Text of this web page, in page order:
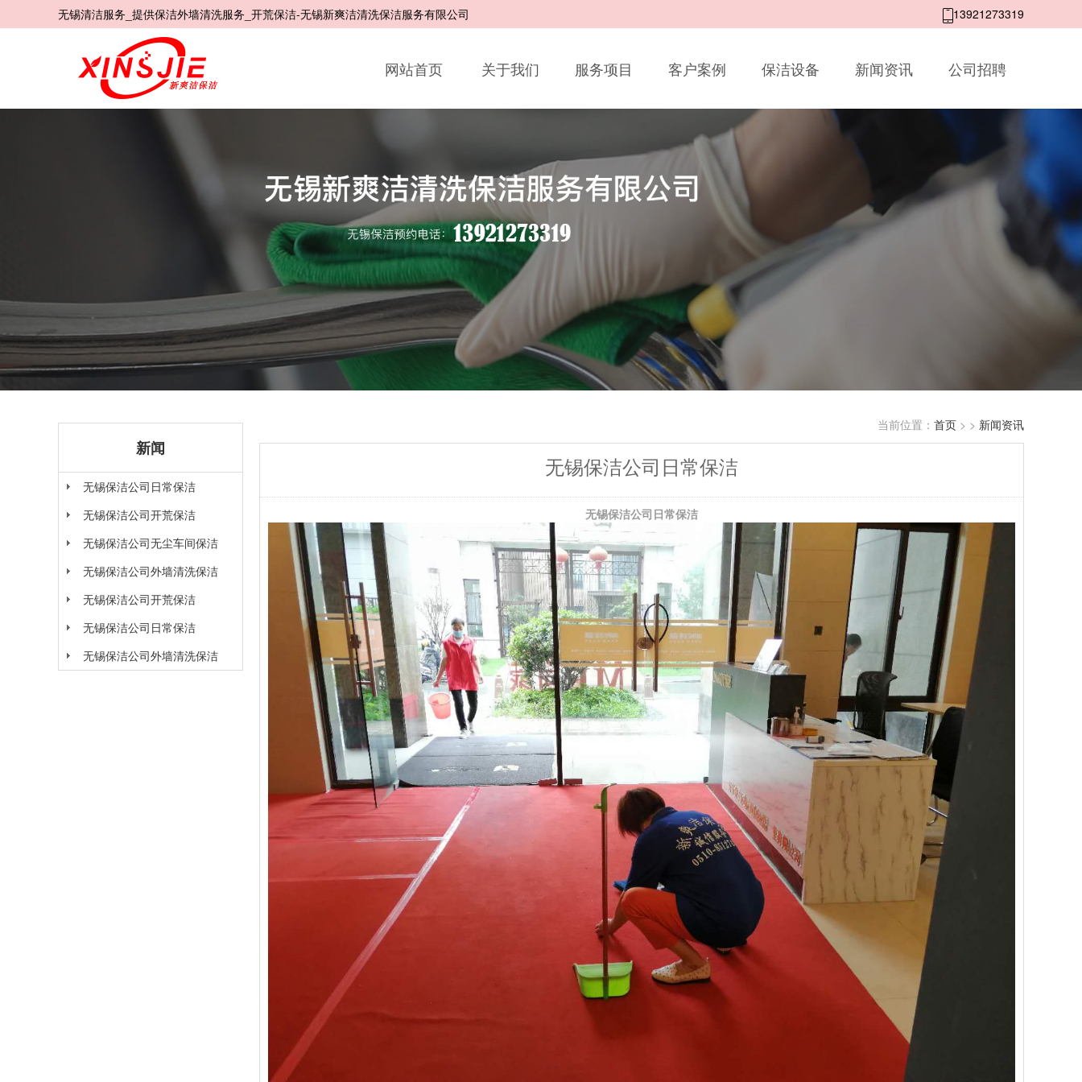
无锡清洁服务_提供保洁外墙清洗服务_开荒保洁-无锡新爽洁清洗保洁服务有限公司 13921273319
网站首页 关于我们 服务项目 客户案例 保洁设备 新闻资讯 公司招聘
新闻
无锡保洁公司日常保洁
无锡保洁公司开荒保洁
无锡保洁公司无尘车间保洁
无锡保洁公司外墙清洗保洁
无锡保洁公司开荒保洁
无锡保洁公司日常保洁
无锡保洁公司外墙清洗保洁
当前位置： 首页 > > 新闻资讯
无锡保洁公司日常保洁
无锡保洁公司日常保洁